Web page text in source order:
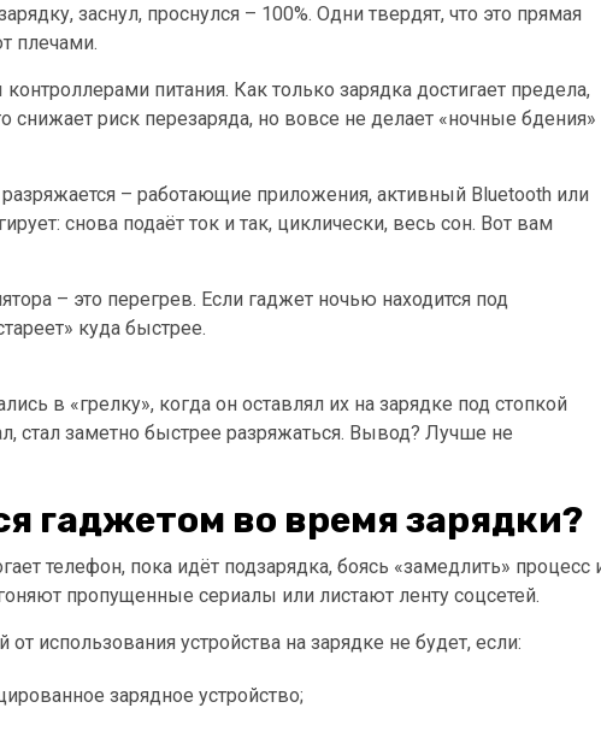
заснул, проснулся – 100%. Одни твердят, что это прямая
плечами.
питания. Как только зарядка достигает предела,
снижает риск перезаряда, но вовсе не делает «ночные бдения»
– работающие приложения, активный Bluetooth или
снова подаёт ток и так, циклически, весь сон. Вот вам
– это перегрев. Если гаджет ночью находится под
куда быстрее.
в «грелку», когда он оставлял их на зарядке под стопкой
стал заметно быстрее разряжаться. Вывод? Лучше не
гаджетом во время зарядки?
телефон, пока идёт подзарядка, боясь «замедлить» процесс
пропущенные сериалы или листают ленту соцсетей.
использования устройства на зарядке не будет, если:
зарядное устройство;